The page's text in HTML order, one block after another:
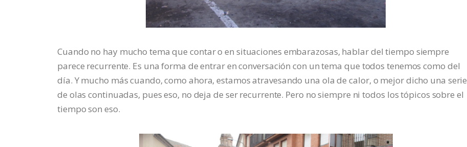
Cuando no hay mucho tema que contar o en situaciones embarazosas, hablar del tiempo siempre
parece recurrente. Es una forma de entrar en conversación con un tema que todos tenemos como del
día. Y mucho más cuando, como ahora, estamos atravesando una ola de calor, o mejor dicho una serie
de olas continuadas, pues eso, no deja de ser recurrente. Pero no siempre ni todos los tópicos sobre el
tiempo son eso.